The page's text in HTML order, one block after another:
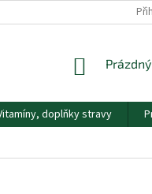
doplňky stravy